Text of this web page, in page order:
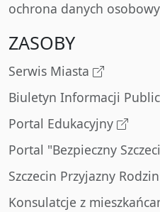
ochrona danych
ZASOBY
Serwis Miasta
Biuletyn Informacji
Portal Edukacyjny
Portal "Bezpieczny
Szczecin Przyjazny
Konsulatcje z